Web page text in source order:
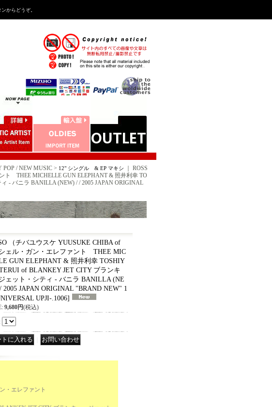
からどうぞ。
/ NEW MUSIC > 12" シングル & EP マキシ
ROSS
ト THEE MICHELLE GUN ELEPHANT & 照井利幸 TO
- バニラ BANILLA (NEW) / / 2005 JAPAN ORIGINAL
（チバユウスケ YUUSUKE CHIBA of
ェル・ガン・エレファント THEE MIC
GUN ELEPHANT & 照井利幸 TOSHIY
of BLANKEY JET CITY ブランキ
ェット・シティ - バニラ BANILLA (NE
2005 JAPAN ORIGINAL "BRAND NEW" 1
UPJI-.1006]
: 9,680円(税込)
・エレファント